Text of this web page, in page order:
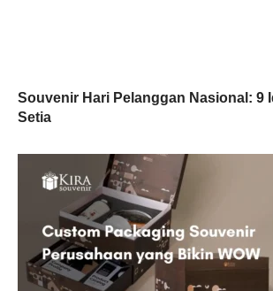
Souvenir Hari Pelanggan Nasional: 9
Setia